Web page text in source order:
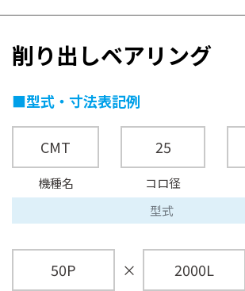
削り出しベアリング
■型式・寸法表記例
型式
CMT 25
機種名 コロ径
50P × 2000L